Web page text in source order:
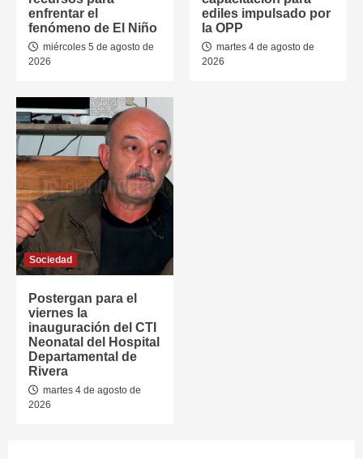
enfrentar el
fenómeno de El Niño
miércoles 5 de agosto de
2026
ediles impulsado por
la OPP
martes 4 de agosto de
2026
Sociedad
Postergan para el
viernes la
inauguración del CTI
Neonatal del Hospital
Departamental de
Rivera
martes 4 de agosto de
2026